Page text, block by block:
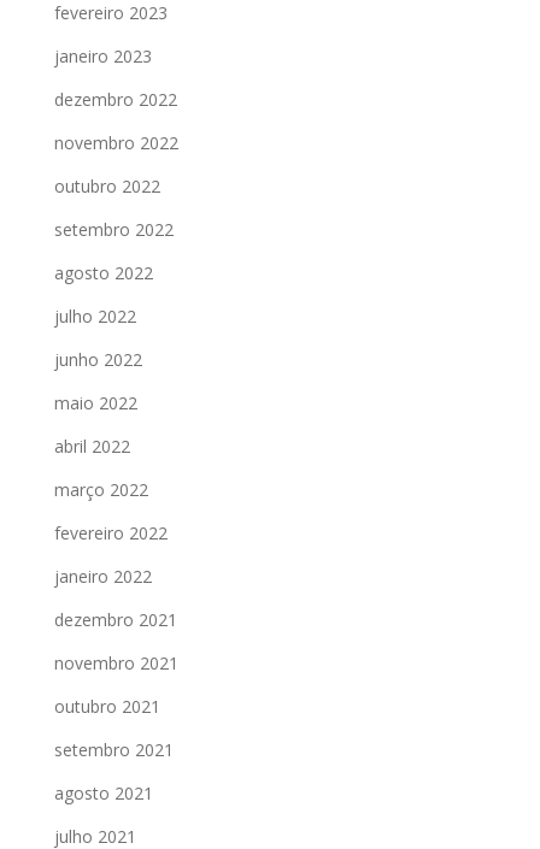
fevereiro 2023
janeiro 2023
dezembro 2022
novembro 2022
outubro 2022
setembro 2022
agosto 2022
julho 2022
junho 2022
maio 2022
abril 2022
março 2022
fevereiro 2022
janeiro 2022
dezembro 2021
novembro 2021
outubro 2021
setembro 2021
agosto 2021
julho 2021